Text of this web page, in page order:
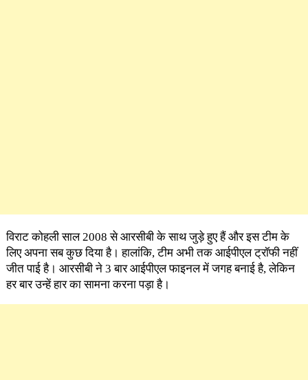
विराट कोहली साल 2008 से आरसीबी के साथ जुड़े हुए हैं और इस टीम के
लिए अपना सब कुछ दिया है। हालांकि, टीम अभी तक आईपीएल ट्रॉफी नहीं
जीत पाई है। आरसीबी ने 3 बार आईपीएल फाइनल में जगह बनाई है, लेकिन
हर बार उन्हें हार का सामना करना पड़ा है।